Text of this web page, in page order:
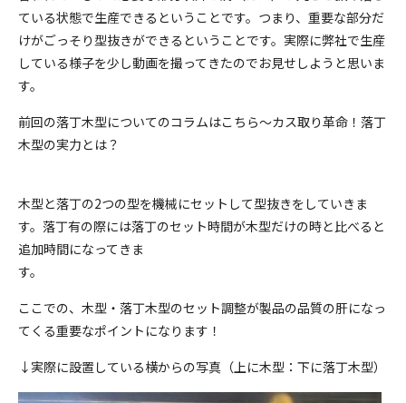
ている状態で生産できるということです。つまり、重要な部分だ
けがごっそり型抜きができるということです。実際に弊社で生産
している様子を少し動画を撮ってきたのでお見せしようと思いま
す。
前回の落丁木型についてのコラムはこちら～カス取り革命！落丁
木型の実力とは？
木型と落丁の2つの型を機械にセットして型抜きをしていきま
す。落丁有の際には落丁のセット時間が木型だけの時と比べると
追加時間になってきま
す。
ここでの、木型・落丁木型のセット調整が製品の品質の肝になっ
てくる重要なポイントになります！
↓実際に設置している横からの写真（上に木型：下に落丁木型）